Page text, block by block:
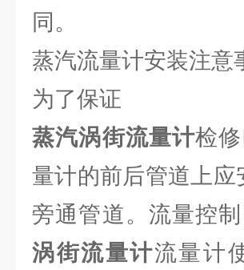
同。
蒸汽流量计安装注意
为了保证
蒸汽涡街流量计检
量计的前后管道上
旁通管道。流量控
涡街流量计流量计